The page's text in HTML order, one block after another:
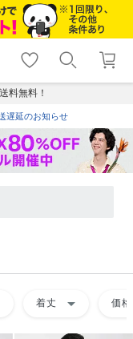
shopping_cart lock_outline
ログイン
料無料！
遅延のお知らせ
着丈 arrow_drop_down 価格